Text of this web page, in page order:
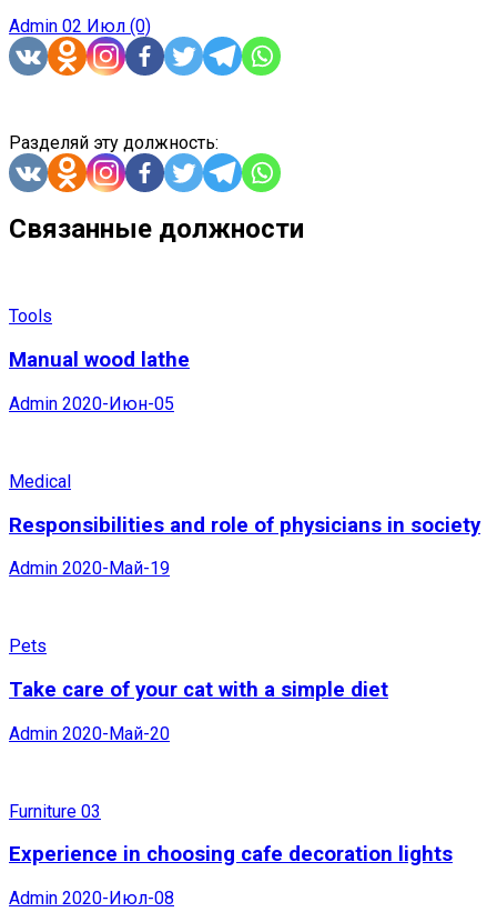
Admin 02 Июл (0)
Разделяй эту должность:
Связанные должности
Tools
Manual wood lathe
Admin 2020-Июн-05
Medical
Responsibilities and role of physicians in society
Admin 2020-Май-19
Pets
Take care of your cat with a simple diet
Admin 2020-Май-20
Furniture 03
Experience in choosing cafe decoration lights
Admin 2020-Июл-08